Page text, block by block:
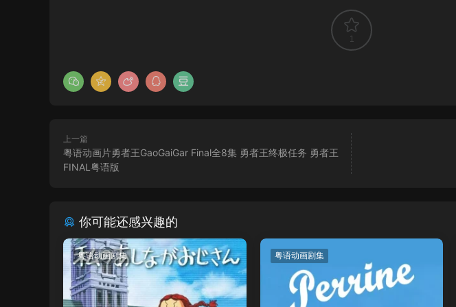
1
上一篇
粤语动画片勇者王GaoGaiGar Final全8集 勇者王终极任务 勇者王
FINAL粤语版
你可能还感兴趣的
粤语动画剧集 粤语动画剧集